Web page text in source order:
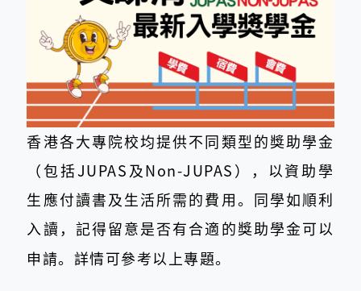
香港各大專院校均提供不同類型的獎助學金
（包括JUPAS及Non-JUPAS），以資助學
生應付讀書及生活所需的費用。同學如順利
入讀，記得留意是否有合適的獎助學金可以
申請。詳情可參考以上專題。